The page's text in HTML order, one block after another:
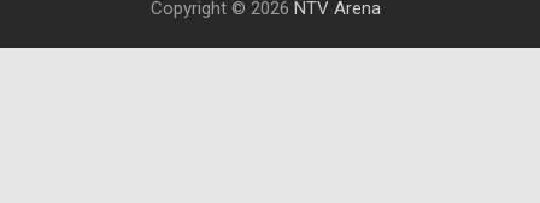
Copyright © 2026 NTV Arena